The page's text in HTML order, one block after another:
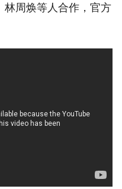
林周焕等人合作，官方